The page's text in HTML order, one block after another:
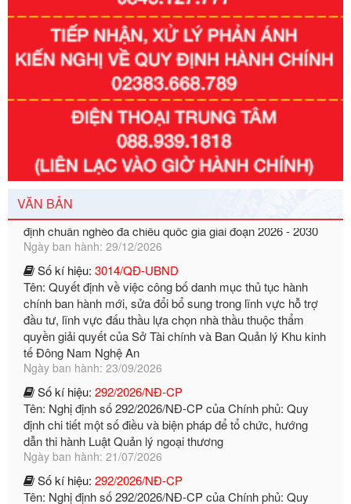
VĂN BẢN
Số kí hiệu:351/2025/NĐ-CP
Tên: Nghị định số 351/2025/NĐ-CP của Chính phủ: Quy
định chuẩn nghèo đa chiều quốc gia giai đoạn 2026 - 2030
Ngày ban hành: 29/12/2026
Số kí hiệu:3014/QĐ-UBND
Tên: Quyết định về việc công bố danh mục thủ tục hành
chính ban hành mới, sửa đổi bổ sung trong lĩnh vực hỗ trợ
đầu tư, lĩnh vực đấu thầu lựa chọn nhà thầu thuộc thẩm
quyền giải quyết của Sở Tài chính và Ban Quản lý Khu kinh
tế Đông Nam Nghệ An
Ngày ban hành: 23/09/2026
Số kí hiệu:292/2026/NĐ-CP
Tên: Nghị định số 292/2026/NĐ-CP của Chính phủ: Quy
định chi tiết một số điều và biện pháp để tổ chức, hướng
dẫn thi hành Luật Quản lý ngoại thương
Ngày ban hành: 21/07/2026
Số kí hiệu:292/2026/NĐ-CP
Tên: Nghị định số 292/2026/NĐ-CP của Chính phủ: Quy
định chi tiết một số điều và biện pháp để tổ chức, hướng
dẫn thi hành Luật Quản lý ngoại thương